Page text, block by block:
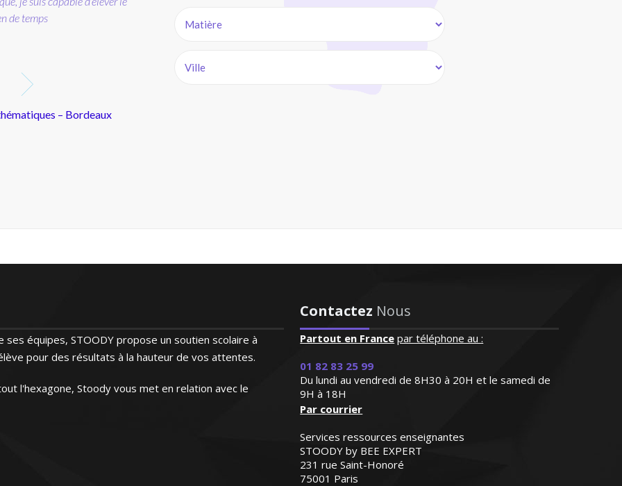
équipes, STOODY propose un soutien scolaire à
pour des résultats à la hauteur de vos attentes.
l'hexagone, Stoody vous met en relation avec le
Contactez Nous
Partout en France par téléphone au :
01 82 83 25 99
Du lundi au vendredi de 8H30 à 20H et le samedi de
9H à 18H
Par courrier
Services ressources enseignantes
STOODY by BEE EXPERT
231 rue Saint-Honoré
75001 Paris